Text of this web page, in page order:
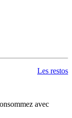
Les restos
avec